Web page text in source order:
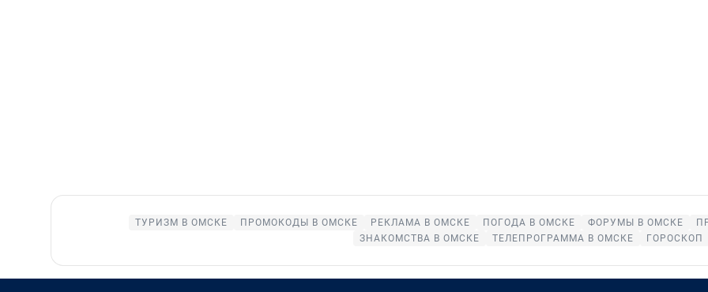
ТУРИЗМ В ОМСКЕ ПРОМОКОДЫ В ОМСКЕ РЕКЛАМА В ОМСКЕ ПОГОДА В ОМСКЕ ФОРУМЫ В ОМСКЕ
ЗНАКОМСТВА В ОМСКЕ
ТЕЛЕПРОГРАММА В ОМСКЕ ГОРОСКОП